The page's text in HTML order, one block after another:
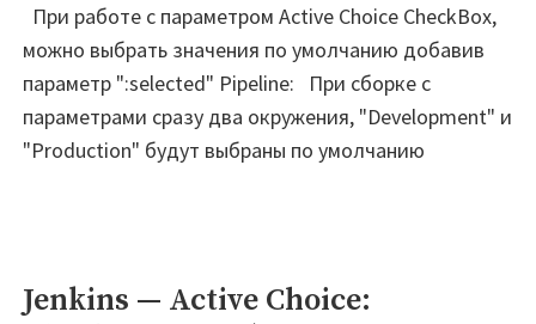
При работе с параметром Active Choice CheckBox,
можно выбрать значения по умолчанию добавив
параметр ":selected" Pipeline: При сборке с
параметрами сразу два окружения, "Development" и
"Production" будут выбраны по умолчанию
Jenkins — Active Choice: